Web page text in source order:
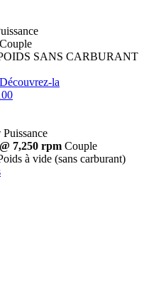
Couple
SANS CARBURANT
Découvrez-la
Puissance
7,250 rpm Couple
à vide (sans carburant)